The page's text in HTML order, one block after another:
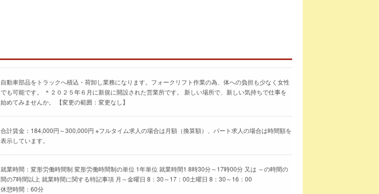
自動車部品をトラックへ積込・荷卸し業務になります。フォークリフト作業の為、体への負担も少なく女性
でも可能です。 ＊２０２５年６月に新規に開設された営業所です。 新しい場所で、新しい気持ちで仕事を
始めてみませんか。 【変更の範囲：変更なし】
合計賃金：184,000円～300,000円 ※フルタイム求人の場合は月額（換算額）、パート求人の場合は時間額を
表示しています。
就業時間：変形労働時間制 変形労働時間制の単位 1年単位 就業時間1 8時30分～17時00分 又は ～の時間の
間の7時間以上 就業時間に関する特記事項 月～金曜日 8：30～17：00土曜日 8：30～16：00
休憩時間：60分